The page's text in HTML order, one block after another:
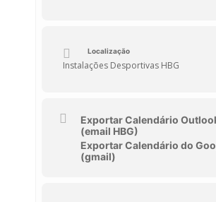
Localização
Instalações Desportivas HBG
Exportar Calendário
(email HBG)
Exportar Calendário do
(gmail)